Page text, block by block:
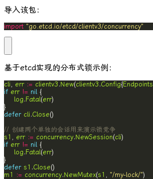
导入该包：
import "go.etcd.io/etcd/clientv3/concurrency"
基于etcd实现的分布式锁示例：
cli err := clientv3 .New(clientv3 .Config{Endpoints
if err != nil
log .Fatal(err
defer cli .Close
// 创建两个单独的会话用来演示锁竞争
s1
err := concurrency.NewSession(cli
if err != nil
log .Fatal(err
defer s1 .Close
m1
:= concurrency.NewMutex(s1 "/my-lock/"